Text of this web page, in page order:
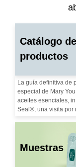
Catálogo de
productos
La guía definitiva de
especial de Mary
aceites esenciales,
Seal®, una visita por
Muestras